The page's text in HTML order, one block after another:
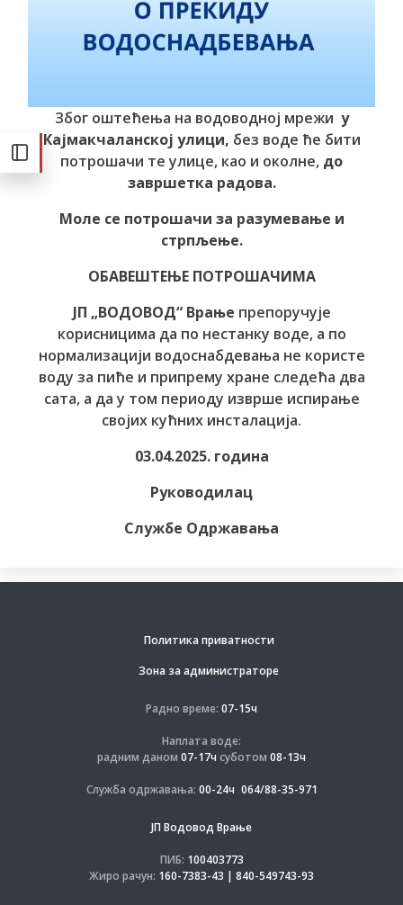
Због оштећења на водоводној мрежи у
Кајмакчаланској улици, без воде ће бити
потрошачи те улице, као и околне, до
завршетка радова.
Моле се потрошачи за разумевање и
стрпљење.
ОБАВЕШТЕЊЕ ПОТРОШАЧИМА
ЈП „ВОДОВОД“ Врање препоручује
корисницима да по нестанку воде, а по
нормализацији водоснабдевања не користе
воду за пиће и припрему хране следећа два
сата, а да у том периоду изврше испирање
својих кућних инсталација.
03.04.2025. година
Руководилац
Службе Одржавања
Политика приватности
Зона за администраторе
Радно време: 07-15ч
Наплата воде:
радним даном 07-17ч суботом 08-13ч
Служба одржавања: 00-24ч 064/88-35-971
ЈП Водовод Врање
ПИБ: 100403773
Жиро рачун: 160-7383-43 | 840-549743-93